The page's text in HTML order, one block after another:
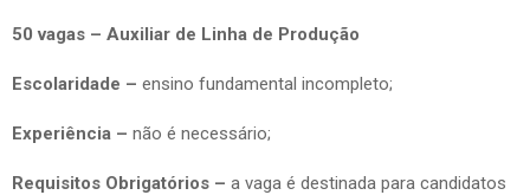
50 vagas – Auxiliar de Linha de Produção
Escolaridade – ensino fundamental incompleto;
Experiência – não é necessário;
Requisitos Obrigatórios – a vaga é destinada para candidatos